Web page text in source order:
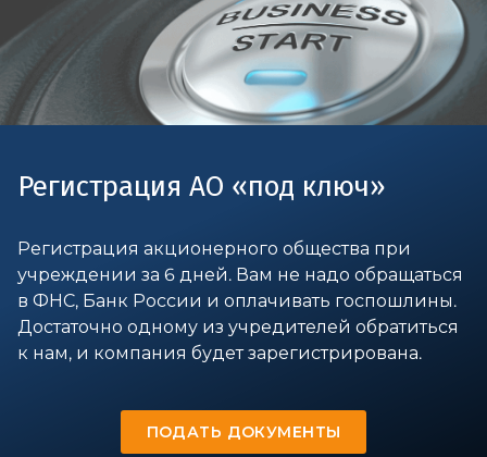
Регистрация АО «под ключ»
Регистрация акционерного общества при
учреждении за 6 дней. Вам не надо обращаться
в ФНС, Банк России и оплачивать госпошлины.
Достаточно одному из учредителей обратиться
к нам, и компания будет зарегистрирована.
ПОДАТЬ ДОКУМЕНТЫ